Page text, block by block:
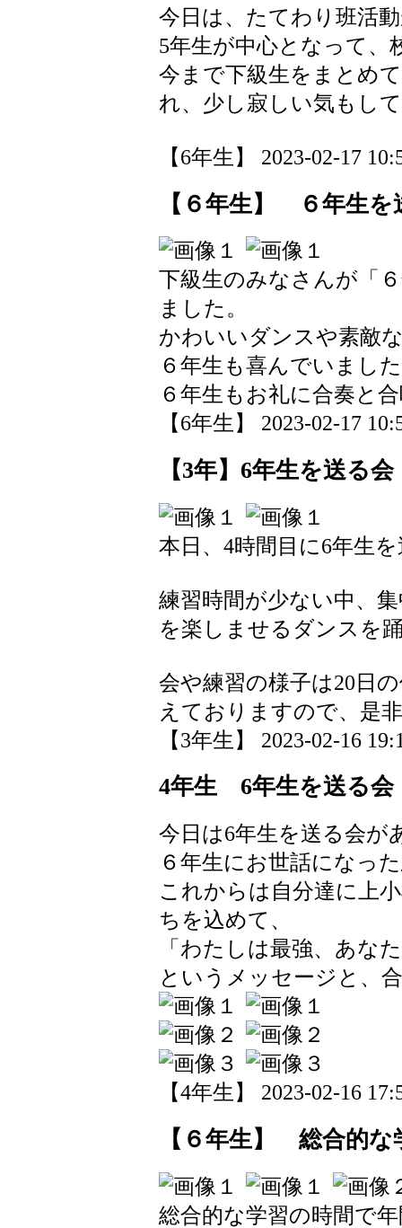
今日は、たてわり班活
5年生が中心となって、
今まで下級生をまとめ
れ、少し寂しい気もし
【6年生】 2023-02-17
【６年生】 ６年生を
下級生のみなさんが「
ました。
かわいいダンスや素敵
６年生も喜んでいまし
６年生もお礼に合奏と
【6年生】 2023-02-17
【3年】6年生を送る会
本日、4時間目に6年生
練習時間が少ない中、
を楽しませるダンスを
会や練習の様子は20日
えておりますので、是
【3年生】 2023-02-16
4年生 6年生を送る会
今日は6年生を送る会が
６年生にお世話になっ
これからは自分達に上
ちを込めて、
「わたしは最強、あな
というメッセージと、
【4年生】 2023-02-16
【６年生】 総合的な
総合的な学習の時間で